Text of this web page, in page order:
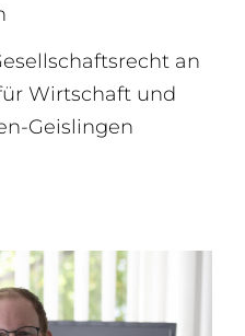
an
Wirtschaft und
Geislingen